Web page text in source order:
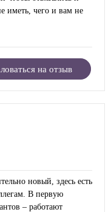
иметь, чего и вам не
на отзыв
новый, здесь есть
В первую
– работают